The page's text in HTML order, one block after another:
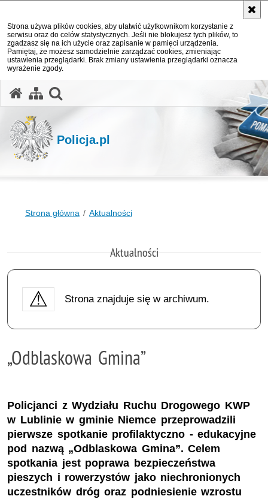
Strona używa plików cookies, aby ułatwić użytkownikom korzystanie z
serwisu oraz do celów statystycznych. Jeśli nie blokujesz tych plików, to
zgadzasz się na ich użycie oraz zapisanie w pamięci urządzenia.
Pamiętaj, że możesz samodzielnie zarządzać cookies, zmieniając
ustawienia przeglądarki. Brak zmiany ustawienia przeglądarki oznacza
wyrażenie zgody.
Policja.pl
Strona główna Aktualności
Aktualności
Strona znajduje się w archiwum.
„Odblaskowa Gmina”
Policjanci z Wydziału Ruchu Drogowego KWP
w Lublinie w gminie Niemce przeprowadzili
pierwsze spotkanie profilaktyczno - edukacyjne
pod nazwą „Odblaskowa Gmina”. Celem
spotkania jest poprawa bezpieczeństwa
pieszych i rowerzystów jako niechronionych
uczestników dróg oraz podniesienie wzrostu